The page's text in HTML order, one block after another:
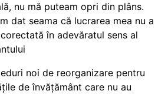
nu mă puteam opri din plâns.
dat seama că lucrarea mea nu a
în adevăratul sens al
noi de reorganizare pentru
de învățământ care nu au